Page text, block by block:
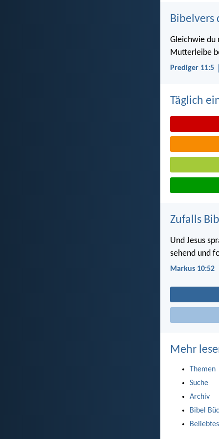
Bibelvers
Gleichwie du
Mutterleibe
Prediger 11:5
Täglich
Zufalls
Und Jesus
sehend und
Markus 10:52
Mehr
Themen
Suche
Archiv
Bibel